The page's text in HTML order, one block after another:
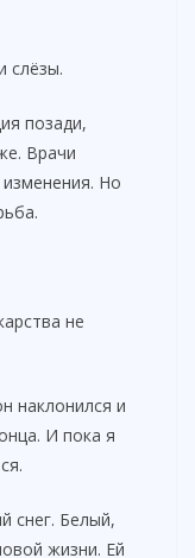
слёзы.
позади,
Врачи
Но
не
наклонился и
И пока я
снег. Белый,
жизни. Ей